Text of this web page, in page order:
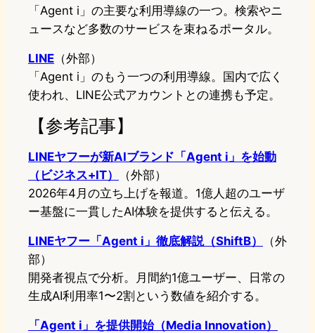
「Agent i」の主要な利用導線の一つ。検索やニ
ュースなど多数のサービスを束ねるポータル。
LINE （外部）
「Agent i」のもう一つの利用導線。国内で広く
使われ、LINE公式アカウントとの連携も予定。
【参考記事】
LINEヤフーが新AIブランド「Agent i」を始動
（ビジネス+IT）
（外部）
2026年4月の立ち上げを報道。1億人超のユーザ
ー基盤に一貫したAI体験を提供すると伝える。
LINEヤフー「Agent i」徹底解説（ShiftB）
（外
部）
開発者視点で分析。月間約1億ユーザー、日常の
生成AI利用率1〜2割という数値を紹介する。
「Agent i」を提供開始（Media Innovation）